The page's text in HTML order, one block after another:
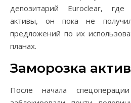
депозитарий Euroclear, где
активы, он пока не
предложений по их
планах.
Заморозка
После начала